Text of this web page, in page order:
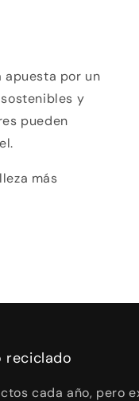
apuesta por un
y
pueden
más
reciclado
cada año, pero